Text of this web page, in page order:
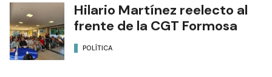
Hilario Martínez reelecto al
frente de la CGT Formosa
POLÍTICA